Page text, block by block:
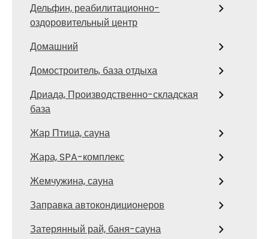
Дельфин, реабилитационно-
оздоровительный центр
Домашний
Домостроитель, база отдыха
Дриада, Производственно-складская
база
Жар Птица, сауна
Жара, SPA-комплекс
Жемчужина, сауна
Заправка автокондиционеров
Затерянный рай, баня-сауна